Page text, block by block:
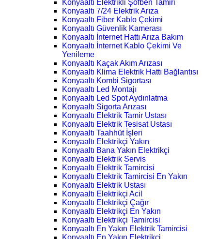
Konyaaltı Elektrikli Şofben Tamiri
Konyaaltı 7/24 Elektrik Arıza
Konyaaltı Fiber Kablo Çekimi
Konyaaltı Güvenlik Kamerası
Konyaaltı İnternet Hattı Arıza Bakım
Konyaaltı İnternet Kablo Çekimi Ve
Yenileme
Konyaaltı Kaçak Akım Arızası
Konyaaltı Klima Elektrik Hattı Bağlantısı
Konyaaltı Kombi Sigortası
Konyaaltı Led Montajı
Konyaaltı Led Spot Aydınlatma
Konyaaltı Sigorta Arızası
Konyaaltı Elektrik Tamir Ustası
Konyaaltı Elektrik Tesisat Ustası
Konyaaltı Taahhüt İşleri
Konyaaltı Elektrikçi Yakın
Konyaaltı Bana Yakın Elektrikçi
Konyaaltı Elektrik Servis
Konyaaltı Elektrik Tamircisi
Konyaaltı Elektrik Tamircisi En Yakın
Konyaaltı Elektrik Ustası
Konyaaltı Elektrikçi Acil
Konyaaltı Elektrikçi Çağır
Konyaaltı Elektrikçi En Yakın
Konyaaltı Elektrikçi Tamircisi
Konyaaltı En Yakın Elektrik Tamircisi
Konyaaltı En Yakın Elektrikci